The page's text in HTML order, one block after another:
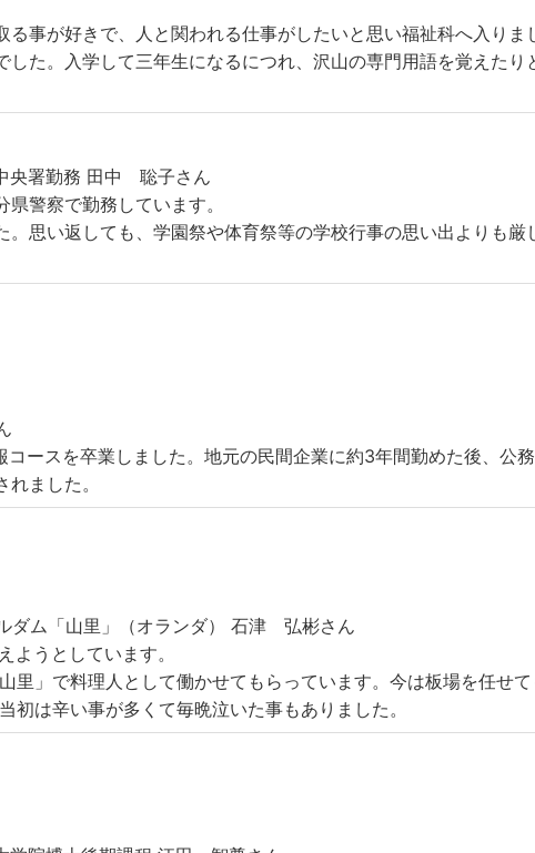
事が好きで、人と関われる仕事がしたいと思い福祉科へ入りま
た。入学して三年生になるにつれ、沢山の専門用語を覚えた
央署勤務 田中 聡子さん
警察で勤務しています。
思い返しても、学園祭や体育祭等の学校行事の思い出よりも
ースを卒業しました。地元の民間企業に約3年間勤めた後、公
ました。
ダム「山里」（オランダ） 石津 弘彬さん
ようとしています。
里」で料理人として働かせてもらっています。今は板場を任せ
は辛い事が多くて毎晩泣いた事もありました。